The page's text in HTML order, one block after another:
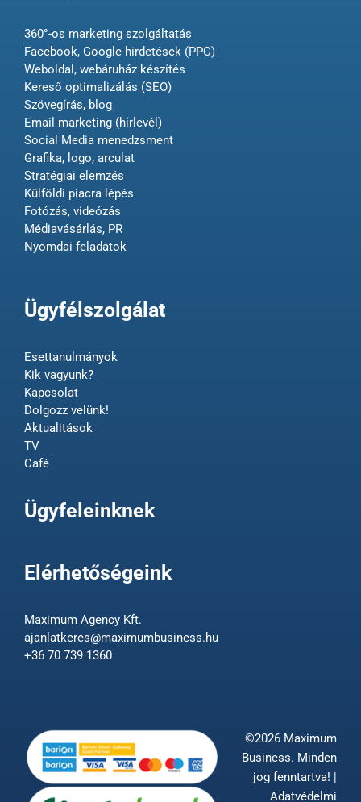
360°-os marketing szolgáltatás
Facebook, Google hirdetések (PPC)
Weboldal, webáruház készítés
Kereső optimalizálás (SEO)
Szövegírás, blog
Email marketing (hírlevél)
Social Media menedzsment
Grafika, logo, arculat
Stratégiai elemzés
Külföldi piacra lépés
Fotózás, videózás
Médiavásárlás, PR
Nyomdai feladatok
Ügyfélszolgálat
Esettanulmányok
Kik vagyunk?
Kapcsolat
Dolgozz velünk!
Aktualitások
TV
Café
Ügyfeleinknek
Elérhetőségeink
Maximum Agency Kft.
ajanlatkeres@maximumbusiness.hu
+36 70 739 1360
©2026 Maximum
Business. Minden
jog fenntartva! |
Adatvédelmi